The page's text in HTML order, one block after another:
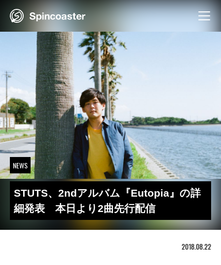
NEWS
STUTS、2ndアルバム『Eutopia』の詳
細発表 本日より2曲先行配信
2018.08.22